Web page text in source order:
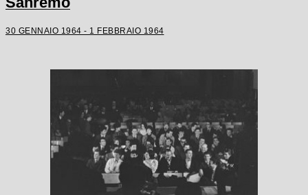
30 GENNAIO 1964 - 1 FEBBRAIO 1964